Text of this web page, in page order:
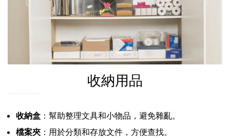
收納用品
收納盒 ：幫助整理文具和小物品，避免雜亂。
檔案夾 ：用於分類和存放文件，方便查找。